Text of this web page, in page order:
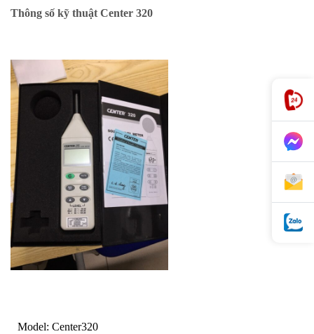
Thông số kỹ thuật Center 320
Model: Center320